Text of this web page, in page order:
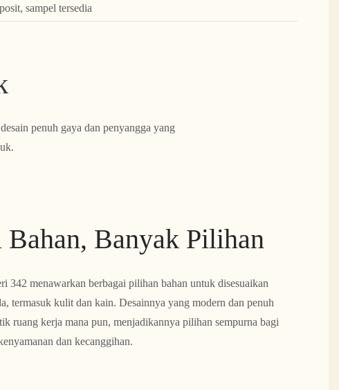
sampel tersedia
penuh gaya dan penyangga yang
Bahan, Banyak Pilihan
342 menawarkan berbagai pilihan bahan untuk disesuaikan
termasuk kulit dan kain. Desainnya yang modern dan penuh
ruang kerja mana pun, menjadikannya pilihan sempurna bagi
dan kecanggihan.